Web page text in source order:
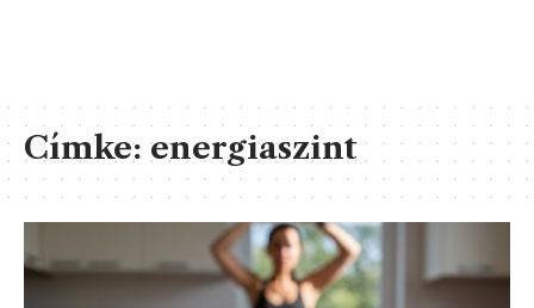
Címke: energiaszint